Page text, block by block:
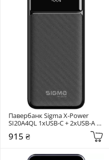
Павербанк Sigma X-Power
SI20A4QL 1xUSB-C + 2xUSB-A
(4827798799710)
915 ₴